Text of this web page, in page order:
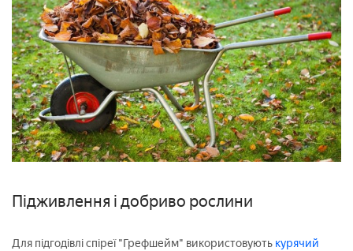
Підживлення і добриво рослини
Для підгодівлі спіреї "Грефшейм" використовують курячий